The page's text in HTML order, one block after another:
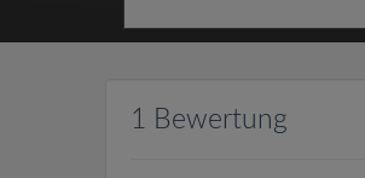
1 Bewertung